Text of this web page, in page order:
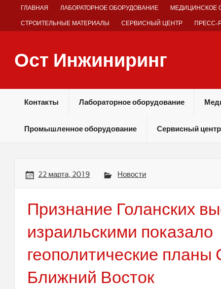
ГЛАВНАЯ ЛАБОРАТОРНОЕ ОБОРУДОВАНИЕ МЕДИЦИНСКОЕ
СТРОИТЕЛЬНЫЕ МАТЕРИАЛЫ СЕРВИСНЫЙ ЦЕНТР ПРЕСС-
Ост Инжиниринг
Контакты Лабораторное оборудование
Промышленное оборудование Сервисный центр
22 марта, 2019 Новости
Признание Голанских
израильскими показало
геополитические
Ближний Восток